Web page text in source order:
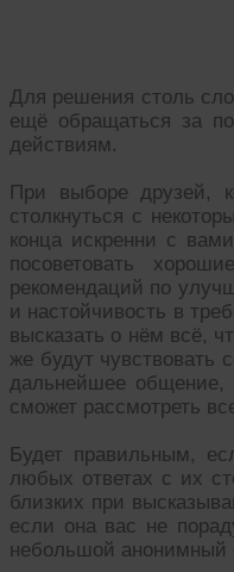
Для решения столь
ещё обращаться за
действиям.
При выборе друзей,
столкнуться с
конца искренни с
посоветовать
рекомендаций по
и настойчивость в
высказать о нём всё,
же будут чувствовать
дальнейшее общение,
сможет рассмотреть
Будет правильным,
любых ответах с их
близких при
если она вас не
небольшой анонимный